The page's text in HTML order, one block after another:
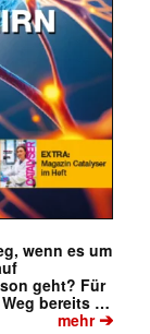
wenn es um
geht? Für
bereits …
mehr➔